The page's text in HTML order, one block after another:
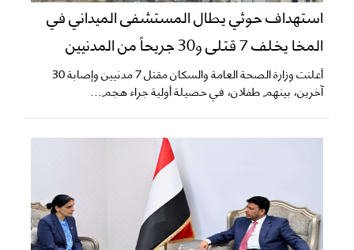
استهداف حوثي يطال المستشفى الميداني في
المخا يخلف 7 قتلى و30 جريحاً من المدنيين
أعلنت وزارة الصحة العامة والسكان مقتل 7 مدنيين وإصابة 30
آخرين، بينهم طفلان، في حصيلة أولية جراء هجم...